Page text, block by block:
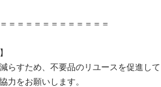
＝＝＝＝＝＝＝＝＝＝＝＝
らすため、不要品のリユースを促進して
力をお願いします。